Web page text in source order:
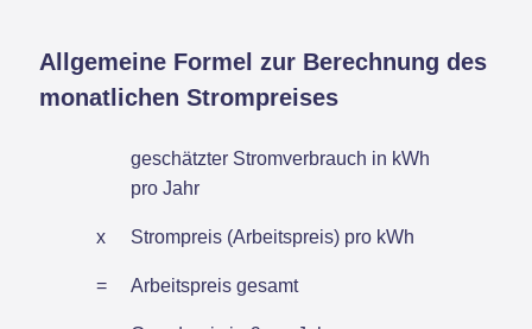
Allgemeine Formel zur Berechnung des
monatlichen Strompreises
geschätzter Stromverbrauch in kWh
pro Jahr
x Strompreis (Arbeitspreis) pro kWh
= Arbeitspreis gesamt